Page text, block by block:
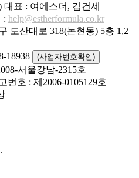
대표 : 여에스더, 김건세
: help@estherformula.co.kr
도산대로 318(논현동) 5층 1,2
18938
(사업자번호확인)
서울강남-2315호
번호 : 제2006-0105129호